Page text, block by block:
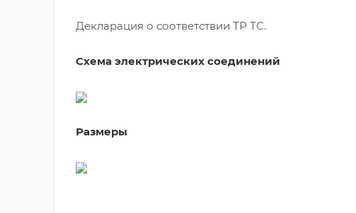
Декларация о соответствии ТР ТС.
Схема электрических соединений
Размеры